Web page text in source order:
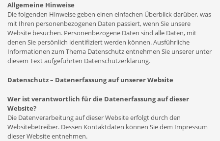
Allgemeine Hinweise
Die folgenden Hinweise geben einen einfachen Überblick darüber, was
mit Ihren personenbezogenen Daten passiert, wenn Sie unsere
Website besuchen. Personenbezogene Daten sind alle Daten, mit
denen Sie persönlich identifiziert werden können. Ausführliche
Informationen zum Thema Datenschutz entnehmen Sie unserer unter
diesem Text aufgeführten Datenschutzerklärung.
Datenschutz – Datenerfassung auf unserer Website
Wer ist verantwortlich für die Datenerfassung auf dieser
Website?
Die Datenverarbeitung auf dieser Website erfolgt durch den
Websitebetreiber. Dessen Kontaktdaten können Sie dem Impressum
dieser Website entnehmen.